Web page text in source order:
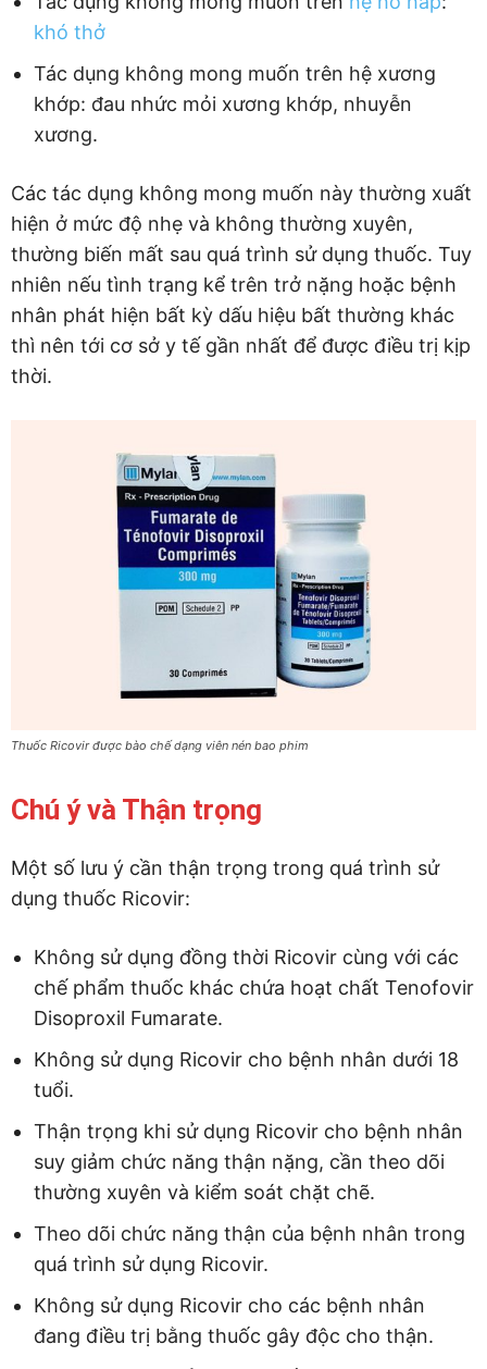
khó thở
Tác dụng không mong muốn trên hệ xương
khớp: đau nhức mỏi xương khớp, nhuyễn
xương.
Các tác dụng không mong muốn này thường xuất
hiện ở mức độ nhẹ và không thường xuyên,
thường biến mất sau quá trình sử dụng thuốc. Tuy
nhiên nếu tình trạng kể trên trở nặng hoặc bệnh
nhân phát hiện bất kỳ dấu hiệu bất thường khác
thì nên tới cơ sở y tế gần nhất để được điều trị kịp
thời.
Thuốc Ricovir được bào chế dạng viên nén bao phim
Chú ý và Thận trọng
Một số lưu ý cần thận trọng trong quá trình sử
dụng thuốc Ricovir:
Không sử dụng đồng thời Ricovir cùng với các
chế phẩm thuốc khác chứa hoạt chất Tenofovir
Disoproxil Fumarate.
Không sử dụng Ricovir cho bệnh nhân dưới 18
tuổi.
Thận trọng khi sử dụng Ricovir cho bệnh nhân
suy giảm chức năng thận nặng, cần theo dõi
thường xuyên và kiểm soát chặt chẽ.
Theo dõi chức năng thận của bệnh nhân trong
quá trình sử dụng Ricovir.
Không sử dụng Ricovir cho các bệnh nhân
đang điều trị bằng thuốc gây độc cho thận.